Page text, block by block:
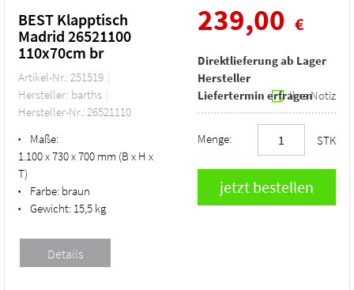
BEST Klapptisch
Madrid 26521100
110x70cm br
Artikel-Nr.: 251519
Hersteller: barths
Hersteller-Nr.: 26521110
•
Maße:
1.100 x 730 x 700 mm (B x H x
T)
• Farbe: braun
• Gewicht: 15,5 kg
239,00 €
Direktlieferung ab Lager
Hersteller
Liefertermin erfragenIhre Notiz
Menge: STK